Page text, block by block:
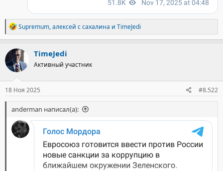
Р
е
а
к
ц
и
и
:
Supremum,алексей с сахалина и TimeJedi
TimeJedi
Активный участник
18 Ноя 2025 #8.522
anderman написал(а):